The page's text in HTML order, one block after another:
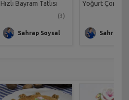
Hızlı Bayram Tatlısı
(3)
Sahrap Soysal
Yoğurt
Sahrap